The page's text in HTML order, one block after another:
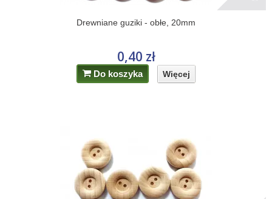
Drewniane guziki - obłe, 20mm
0,40 zł
Do koszyka Więcej